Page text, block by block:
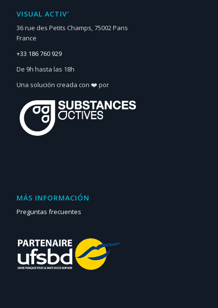
VISUAL ACTIV‘
36 rue des Petits Champs, 75002 Paris
France
+33 186 760 929
De 9h hasta las 18h
Una solución creada con ❤️ por
MÁS INFORMACIÓN
Preguntas frecuentes